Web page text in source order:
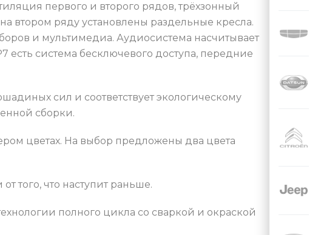
первого и второго рядов, трёхзонный
втором ряду установлены раздельные кресла.
и мультимедиа. Аудиосистема насчитывает
есть система бесключевого доступа, передние
сил и соответствует экологическому
сборки.
цветах. На выбор предложены два цвета
того, что наступит раньше.
полного цикла со сваркой и окраской